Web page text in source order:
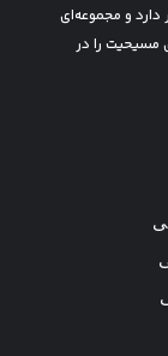
و مجموعه‌ای
مسیحیت را در